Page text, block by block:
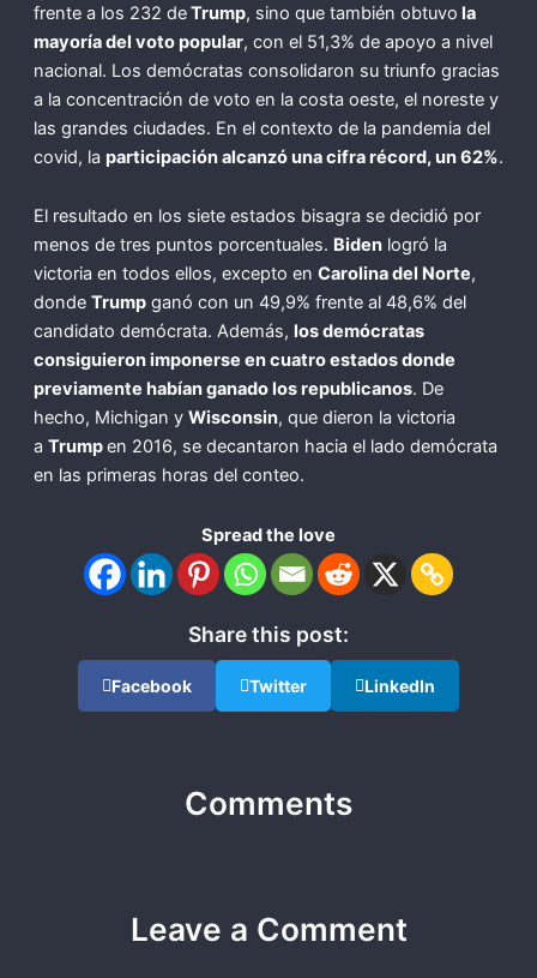
frente a los 232 deTrump, sino que también obtuvo la
mayoría del voto popular, con el 51,3% de apoyo a nivel
nacional. Los demócratas consolidaron su triunfo gracias
a la concentración de voto en la costa oeste, el noreste y
las grandes ciudades. En el contexto de la pandemia del
covid, la participación alcanzó una cifra récord, un 62%.
El resultado en los siete estados bisagra se decidió por
menos de tres puntos porcentuales. Bidenlogró la
victoria en todos ellos, excepto en Carolina del Norte,
donde Trumpganó con un 49,9% frente al 48,6% del
candidato demócrata. Además, los demócratas
consiguieron imponerse en cuatro estados donde
previamente habían ganado los republicanos. De
hecho, Michigan y Wisconsin, que dieron la victoria
a Trumpen 2016, se decantaron hacia el lado demócrata
en las primeras horas del conteo.
Spread the love
Share this post:
Facebook Twitter LinkedIn
Comments
Leave a Comment